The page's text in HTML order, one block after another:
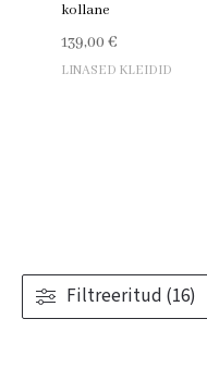
Filtreeritud (16)
kollane
139,00€
LINASED KLEIDID